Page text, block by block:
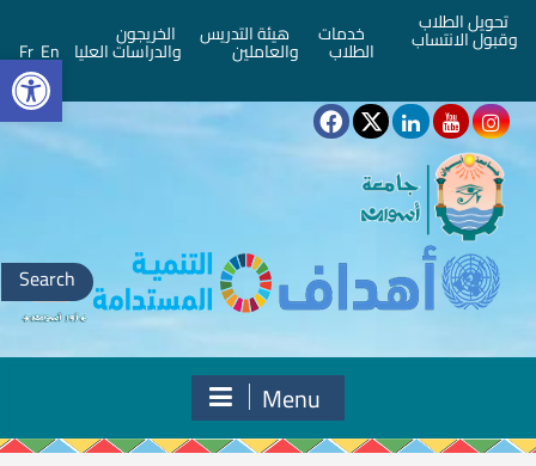
تحويل الطلاب
وقبول الانتساب خدمات
الطلاب
هيئة التدريس
والعاملين
الخريجون
والدراسات العليا En
Fr
Search
for:
Menu